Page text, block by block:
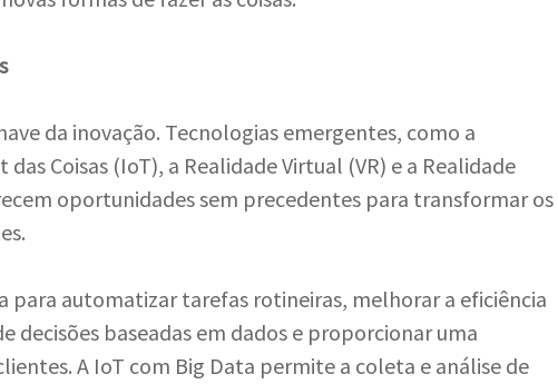
da inovação. Tecnologias emergentes, como a
Coisas (IoT), a Realidade Virtual (VR) e a Realidade
oportunidades sem precedentes para transformar os
para automatizar tarefas rotineiras, melhorar a eficiência
decisões baseadas em dados e proporcionar uma
A IoT com Big Data permite a coleta e análise de